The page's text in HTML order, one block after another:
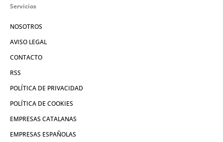
Servicios
NOSOTROS
AVISO LEGAL
CONTACTO
RSS
POLÍTICA DE PRIVACIDAD
POLÍTICA DE COOKIES
EMPRESAS CATALANAS
EMPRESAS ESPAÑOLAS